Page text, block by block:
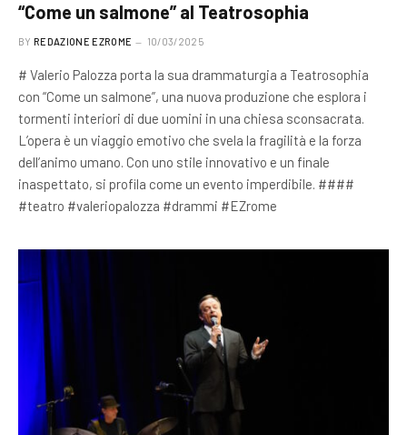
“Come un salmone” al Teatrosophia
BY REDAZIONE EZROME 10/03/2025
# Valerio Palozza porta la sua drammaturgia a Teatrosophia
con “Come un salmone”, una nuova produzione che esplora i
tormenti interiori di due uomini in una chiesa sconsacrata.
L’opera è un viaggio emotivo che svela la fragilità e la forza
dell’animo umano. Con uno stile innovativo e un finale
inaspettato, si profila come un evento imperdibile. ####
#teatro #valeriopalozza #drammi #EZrome